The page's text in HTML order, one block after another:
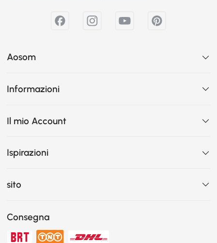
Aosom
Informazioni
Il mio Account
Ispirazioni
sito
Consegna